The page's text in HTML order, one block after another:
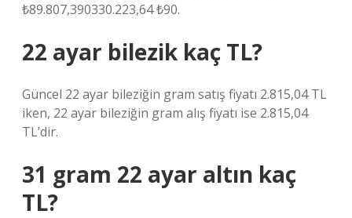
₺89.807,390330.223,64 ₺90.
22 ayar bilezik kaç TL?
Güncel 22 ayar bileziğin gram satış fiyatı 2.815,04 TL
iken, 22 ayar bileziğin gram alış fiyatı ise 2.815,04
TL’dir.
31 gram 22 ayar altın kaç
TL?